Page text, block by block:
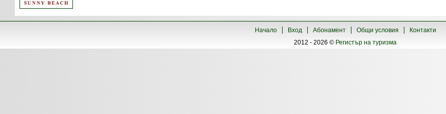
Начало Вход Абонамент Общи условия
Контакти
2012 - 2026 © Регистър на туризма